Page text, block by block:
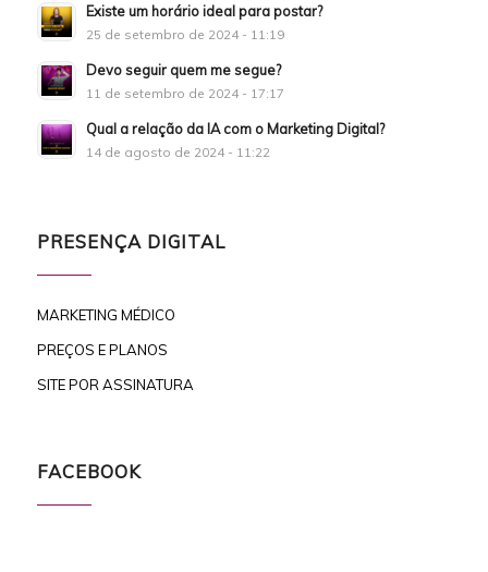
Existe um horário ideal para postar?
25 de setembro de 2024 - 11:19
Devo seguir quem me segue?
11 de setembro de 2024 - 17:17
Qual a relação da IA com o Marketing Digital?
14 de agosto de 2024 - 11:22
PRESENÇA DIGITAL
MARKETING MÉDICO
PREÇOS E PLANOS
SITE POR ASSINATURA
FACEBOOK